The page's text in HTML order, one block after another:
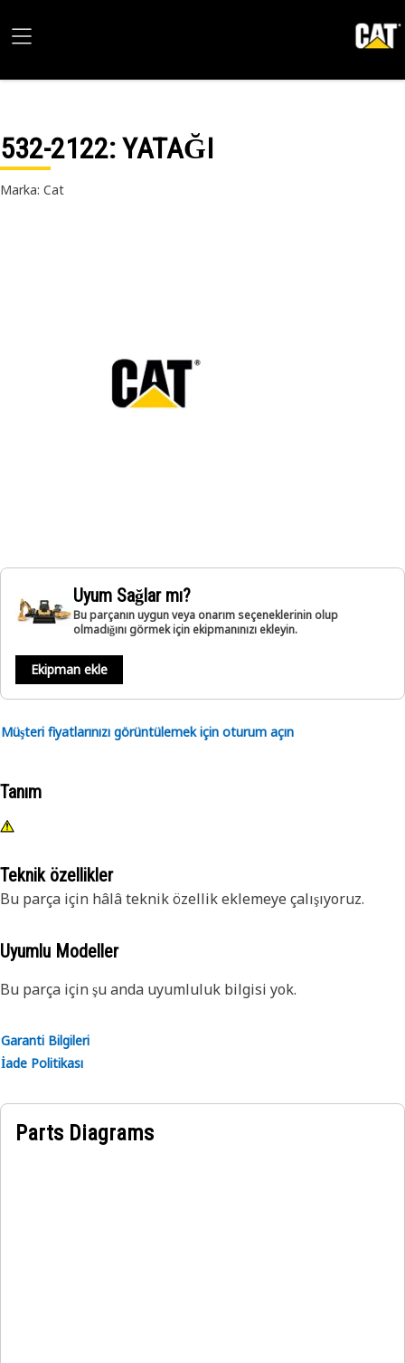
532-2122: YATAĞI
Marka: Cat
Uyum Sağlar mı?
Bu parçanın uygun veya onarım seçeneklerinin olup
olmadığını görmek için ekipmanınızı ekleyin.
Ekipman ekle
Müşteri fiyatlarınızı görüntülemek için oturum açın
Tanım
Teknik özellikler
Bu parça için hâlâ teknik özellik eklemeye çalışıyoruz.
Uyumlu Modeller
Bu parça için şu anda uyumluluk bilgisi yok.
Garanti Bilgileri
İade Politikası
Parts Diagrams